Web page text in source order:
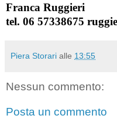
Franca Ruggieri
tel. 06 57338675
Piera Storari alle 13:55
Nessun commento:
Posta un commento